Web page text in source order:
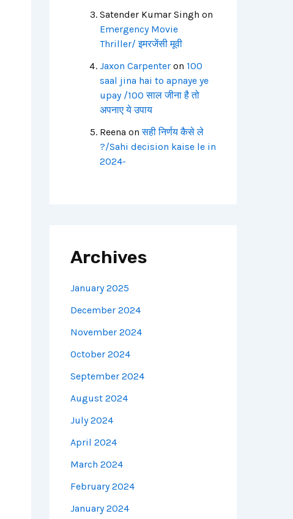
Satender Kumar Singh on
Emergency Movie
Thriller/ इमरजेंसी मूवी
Jaxon Carpenteron 100
saal jina hai to apnaye ye
upay /100 साल जीना है तो
अपनाए ये उपाय
Reena onसही निर्णय कैसे ले
?/Sahi decision kaise le in
2024-
Archives
January 2025
December 2024
November 2024
October 2024
September 2024
August 2024
July 2024
April 2024
March 2024
February 2024
January 2024